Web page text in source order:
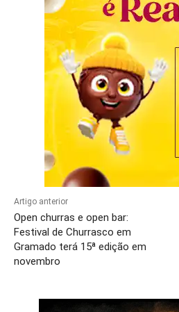
Artigo anterior
Open churras e open bar:
Festival de Churrasco em
Gramado terá 15ª edição em
novembro